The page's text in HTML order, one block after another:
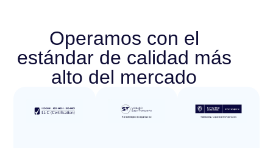
Operamos con el
estándar de calidad más
alto del mercado